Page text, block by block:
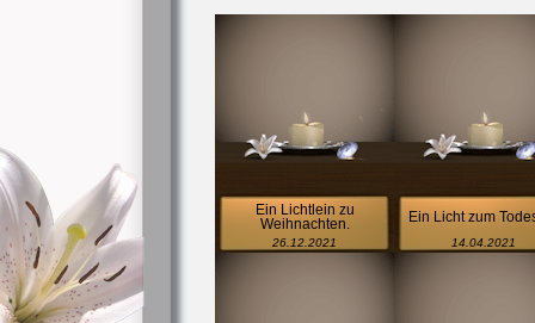
Ein Lichtlein zu
Weihnachten.
26.12.2021
Ein Licht zum
14.04.2021